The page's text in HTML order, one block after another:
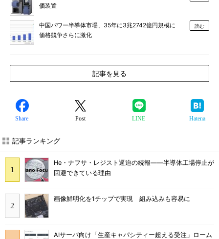
価装置
中国パワー半導体市場、35年に3兆2742億円規模に
価格競争さらに激化
読む
記事を見る
Share Post LINE Hatena
記事ランキング
He・ナフサ・レジスト逼迫の続報――半導体工場停止が
回避できている理由
画像鮮明化を1チップで実現 組み込みも容易に
AIサーバ向け「生産キャパシティー超える受注」ローム